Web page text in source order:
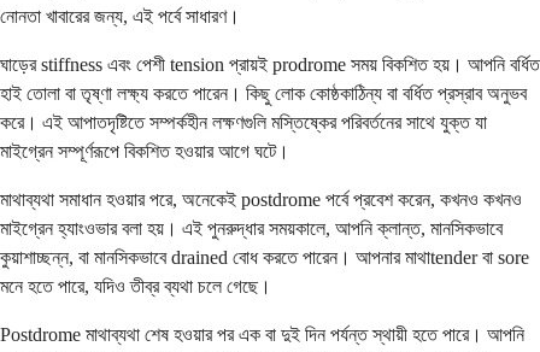
নোনতা খাবারের জন্য, এই পর্বে সাধারণ।
ঘাড়ের stiffness এবং পেশী tension প্রায়ই prodrome সময় বিকশিত হয়। আপনি বর্ধিত
হাই তোলা বা তৃষ্ণা লক্ষ্য করতে পারেন। কিছু লোক কোষ্ঠকাঠিন্য বা বর্ধিত প্রস্রাব অনুভব
করে। এই আপাতদৃষ্টিতে সম্পর্কহীন লক্ষণগুলি মস্তিষ্কের পরিবর্তনের সাথে যুক্ত যা
মাইগ্রেন সম্পূর্ণরূপে বিকশিত হওয়ার আগে ঘটে।
মাথাব্যথা সমাধান হওয়ার পরে, অনেকেই postdrome পর্বে প্রবেশ করেন, কখনও কখনও
মাইগ্রেন হ্যাংওভার বলা হয়। এই পুনরুদ্ধার সময়কালে, আপনি ক্লান্ত, মানসিকভাবে
কুয়াশাচ্ছন্ন, বা মানসিকভাবে drained বোধ করতে পারেন। আপনার মাথাtender বা sore
মনে হতে পারে, যদিও তীব্র ব্যথা চলে গেছে।
Postdrome মাথাব্যথা শেষ হওয়ার পর এক বা দুই দিন পর্যন্ত স্থায়ী হতে পারে। আপনি